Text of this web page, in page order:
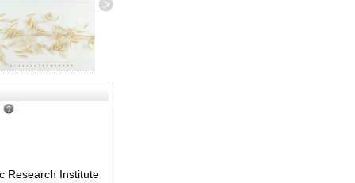
Research Institute